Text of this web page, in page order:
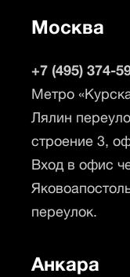
Москва
+7 (495) 374-
Метро
Лялин
строение 3,
Вход в офис
переулок.
Анкара